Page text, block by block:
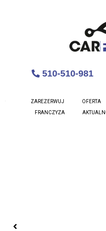
510-510-981
ZAREZERWUJ OFERTA
FRANCZYZA
Volkswagen Passat B8